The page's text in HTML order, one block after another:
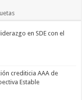
en SDE con el
crediticia AAA de
Estable